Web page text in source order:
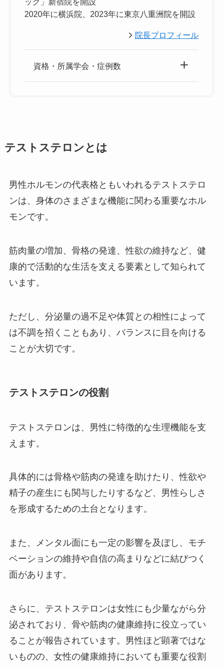
2020年に横浜院、2023年に東京八重洲院を開設
院長プロフィール
資格・所属学会・症例数
テストステロンとは
男性ホルモンの代表格ともいわれるテストステロ
ンは、身体のさまざまな機能に関わる重要なホル
モンです。
筋肉量の増加、骨格の発達、性欲の維持など、健
康的で活動的な生活を支える要素として知られて
います。
ただし、分泌量の過不足や体質との相性によって
は不調を招くこともあり、バランスに目を向ける
ことが大切です。
テストステロンの役割
テストステロンは、男性に特徴的な生理機能を支
えます。
具体的には骨格や筋肉の発達を助けたり、性欲や
精子の産生にも関与したりするなど、男性らしさ
を形成するための土台となります。
また、メンタル面にも一定の影響を及ぼし、モチ
ベーションの維持や自信の高まりなどに結びつく
面があります。
さらに、テストステロンは女性にも少量ながら分
泌されており、骨や筋肉の健康維持に役立ってい
ることが報告されています。男性ほど顕著ではな
いものの、女性の健康維持においても重要な役割